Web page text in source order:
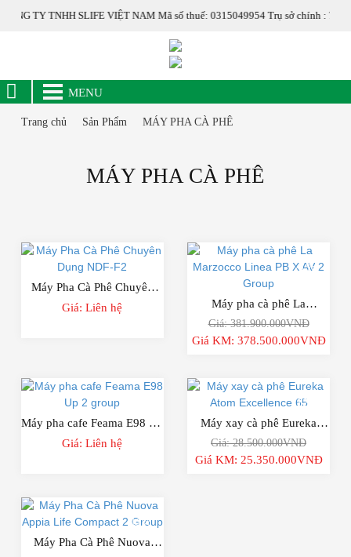
TY TNHH SLIFE VIỆT NAM Mã số thuế: 0315049954 Trụ sở chính : 77/
MENU
Trang chủ Sản Phẩm MÁY PHA CÀ PHÊ
MÁY PHA CÀ PHÊ
Máy Pha Cà Phê Chuyên
Dụng NDF-F2
Giá: Liên hệ
-1%
Máy pha cà phê La
Marzocco Linea PB X AV 2
Giá: 381.900.000VNĐ
Giá KM: 378.500.000VNĐ
Máy pha cafe Feama E98 Up
2 group
Giá: Liên hệ
-12%
Máy xay cà phê Eureka
Atom Excellence 65
Giá: 28.500.000VNĐ
Giá KM: 25.350.000VNĐ
-11%
Máy Pha Cà Phê Nuova